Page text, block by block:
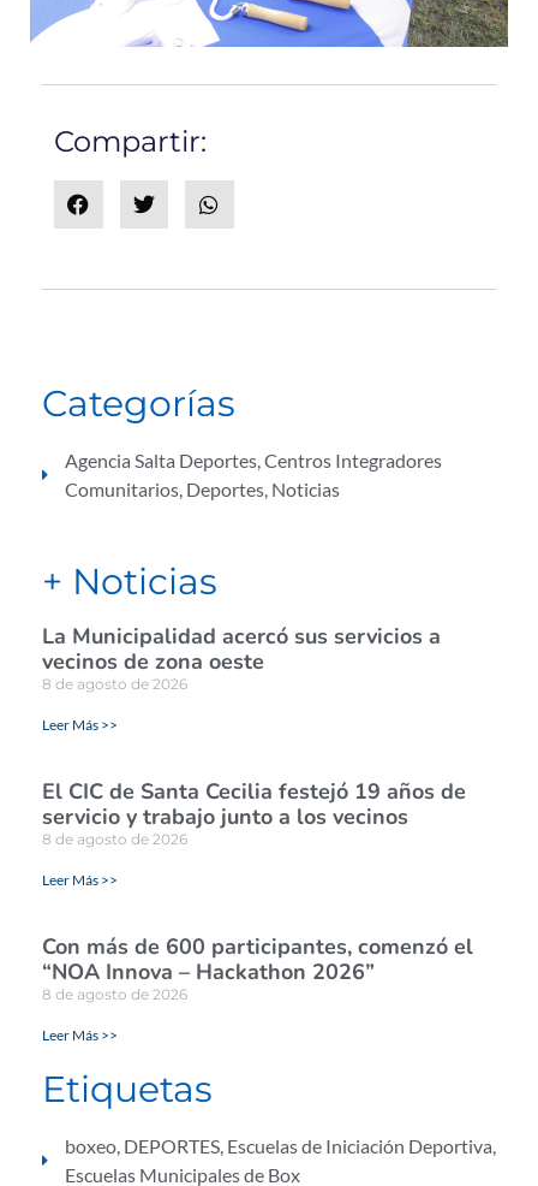
Compartir:
Categorías
Agencia Salta Deportes,Centros Integradores
Comunitarios, Deportes, Noticias
+ Noticias
La Municipalidad acercó sus servicios a
vecinos de zona oeste
8 de agosto de 2026
Leer Más >>
El CIC de Santa Cecilia festejó 19 años de
servicio y trabajo junto a los vecinos
8 de agosto de 2026
Leer Más >>
Con más de 600 participantes, comenzó el
“NOA Innova – Hackathon 2026”
8 de agosto de 2026
Leer Más >>
Etiquetas
boxeo, DEPORTES, Escuelas de Iniciación Deportiva,
Escuelas Municipales de Box